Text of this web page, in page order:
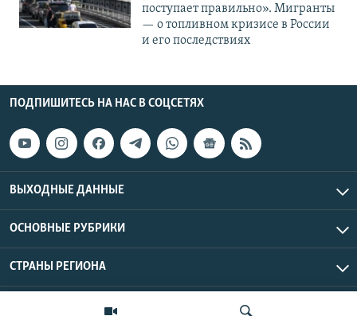
поступает правильно». Мигранты
— о топливном кризисе в России
и его последствиях
ПОДПИШИТЕСЬ НА НАС В СОЦСЕТЯХ
ВЫХОДНЫЕ ДАННЫЕ
ОСНОВНЫЕ РУБРИКИ
СТРАНЫ РЕГИОНА
Азаттык Азия © 2026 RFE/RL, Inc. | Все права защищены.